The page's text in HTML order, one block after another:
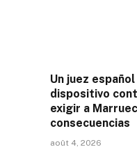
Un juez
dispositivo
exigir a
consecuencias
août 4, 2026